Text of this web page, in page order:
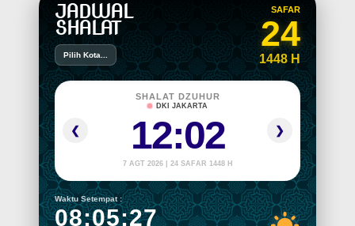
JADWAL
SHALAT
Pilih Kota...
SAFAR
24
1448 H
❮
SHALAT DZUHUR
DKI JAKARTA
12:02
7 AGT 2026 | 24 SAFAR 1448 H
❯
Waktu Setempat :
08:05:27